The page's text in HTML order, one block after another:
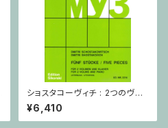
ショスタコーヴィチ : 2つのヴァ
イオリンとピアノのための 5つの
小品 / ヴァイオリン2とピアノ
¥6,410